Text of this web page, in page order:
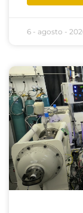
6 - agosto -